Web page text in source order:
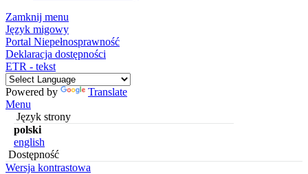
Zamknij menu
Język migowy
Portal Niepełnosprawność
Deklaracja dostępności
ETR - tekst
Powered by
Translate
Menu
Język strony
polski
english
Dostępność
Wersja kontrastowa